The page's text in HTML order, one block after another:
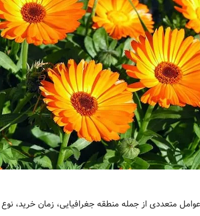
متعددی از جمله منطقه جغرافیایی، زمان خرید،